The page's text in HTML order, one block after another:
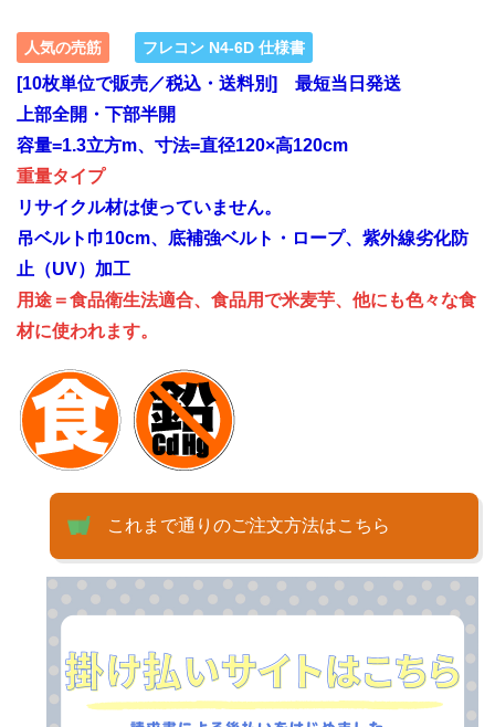
人気の売筋 フレコン N4-6D 仕様書
[10枚単位で販売／税込・送料別] 最短当日発送
上部全開・下部半開
容量=1.3立方m、寸法=直径120×高120cm
重量タイプ
リサイクル材は使っていません。
吊ベルト巾10cm、底補強ベルト・ロープ、紫外線劣化防
止（UV）加工
用途＝食品衛生法適合、食品用で米麦芋、他にも色々な食
材に使われます。
これまで通りのご注文方法はこちら